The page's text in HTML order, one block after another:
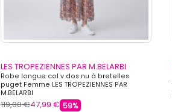
LES TROPEZIENNES PAR M.BELARBI
Robe longue col v dos nu à bretelles
puget Femme LES TROPEZIENNES PAR
M.BELARBI
119,00 €47,99 € 59%